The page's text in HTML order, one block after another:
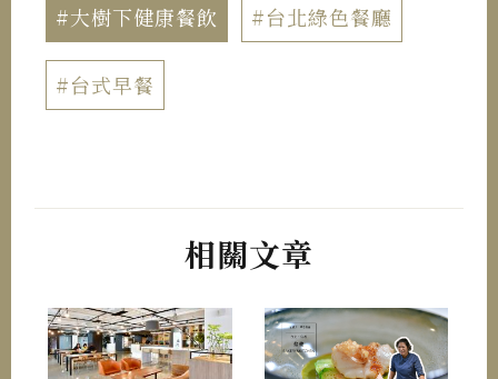
#大樹下健康餐飲 #台北綠色餐廳
#台式早餐
相關文章